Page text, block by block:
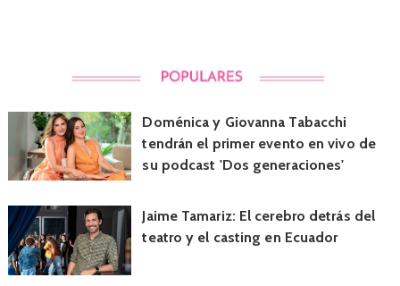
Doménica y Giovanna Tabacchi
tendrán el primer evento en vivo de
su podcast 'Dos generaciones'
Jaime Tamariz: El cerebro detrás del
teatro y el casting en Ecuador